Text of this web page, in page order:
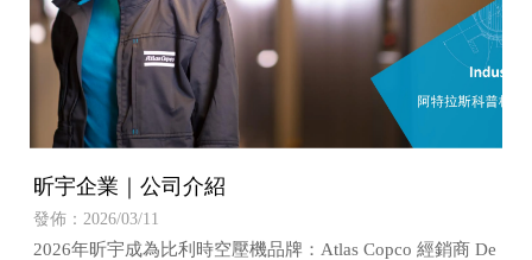
昕宇企業｜公司介紹
發佈：2026/03/11
2026年昕宇成為比利時空壓機品牌：Atlas Copco 經銷商 De